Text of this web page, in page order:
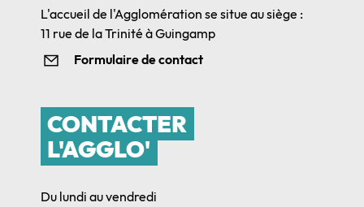
L'accueil de l'Agglomération se situe au siège :
11 rue de la Trinité à Guingamp
Formulaire de contact
CONTACTER
L'AGGLO'
Du lundi au vendredi